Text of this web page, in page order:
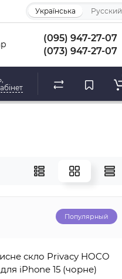
Українська Русский
(095) 947-27-07
(073) 947-27-07
Популярный
скло Privacy HOCO
для iPhone 15 (чорне)